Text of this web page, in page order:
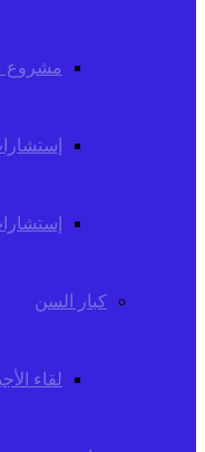
مشروع
كبار السن
لقاء